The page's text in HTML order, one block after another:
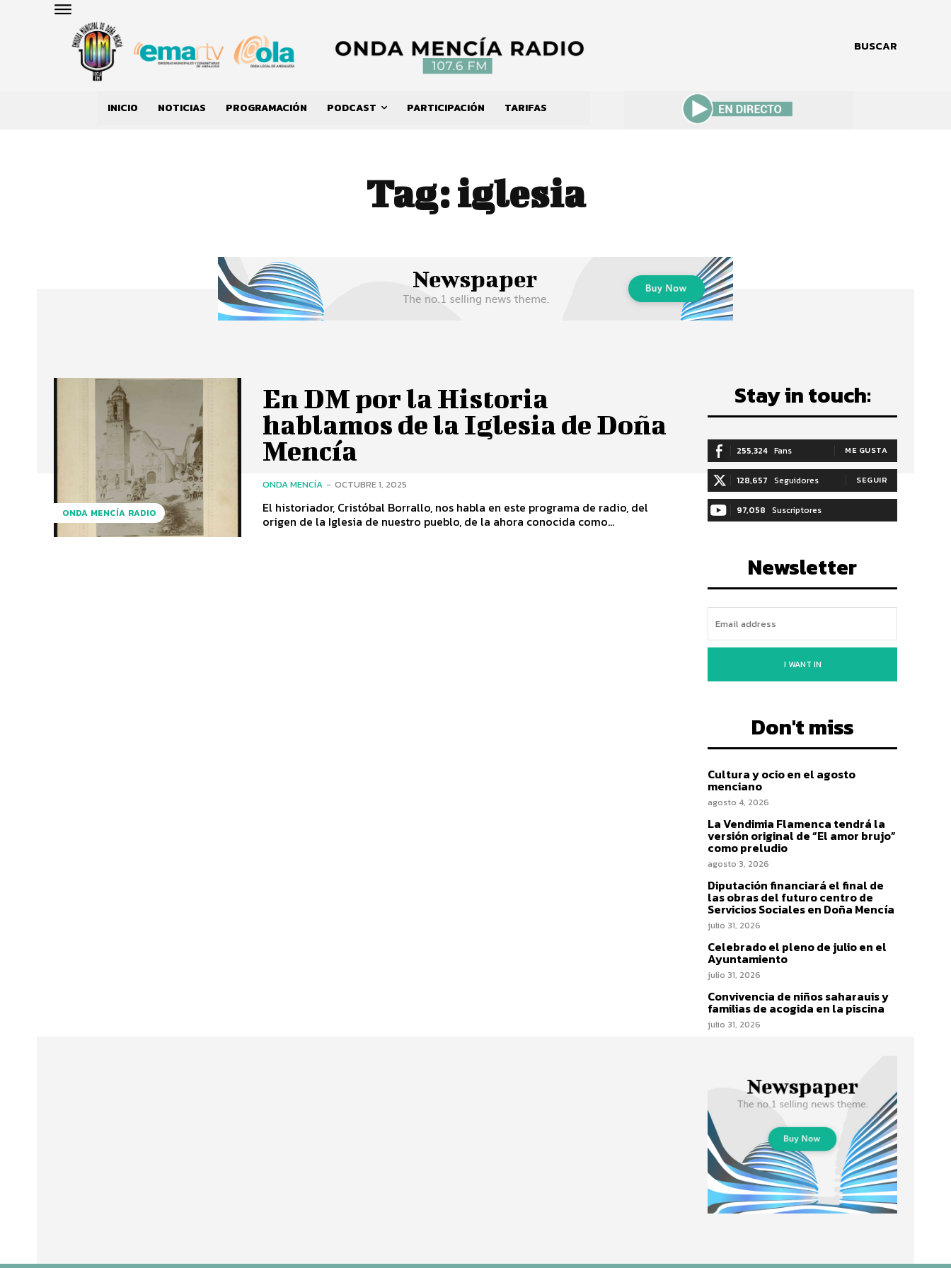
BUSCAR
INICIO NOTICIAS PROGRAMACIÓN PODCAST PARTICIPACIÓN TARIFAS
Tag:iglesia
ONDA MENCÍA RADIO
En DM por la Historia
hablamos de la Iglesia de Doña
Mencía
ONDA MENCÍA - OCTUBRE 1, 2025
El historiador, Cristóbal Borrallo, nos habla en este programa de radio, del
origen de la Iglesia de nuestro pueblo, de la ahora conocida como...
Stay in touch:
255,324 Fans ME GUSTA
128,657 Seguidores SEGUIR
97,058 Suscriptores
Newsletter
I WANT IN
Don't miss
Cultura y ocio en el agosto
menciano
agosto 4, 2026
La Vendimia Flamenca tendrá la
versión original de “El amor brujo”
como preludio
agosto 3, 2026
Diputación financiará el final de
las obras del futuro centro de
Servicios Sociales en Doña Mencía
julio 31, 2026
Celebrado el pleno de julio en el
Ayuntamiento
julio 31, 2026
Convivencia de niños saharauis y
familias de acogida en la piscina
julio 31, 2026